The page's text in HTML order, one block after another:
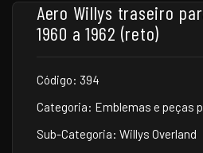
Aero Willys traseiro
1960 a 1962 (reto)
Código: 394
Categoria: Emblemas e peças
Sub-Categoria: Willys Overland